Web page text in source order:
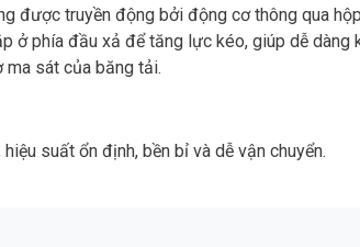
được truyền động bởi động cơ thông qua
ở phía đầu xả để tăng lực kéo, giúp dễ
ma sát của băng tải.
suất ổn định, bền bỉ và dễ vận chuyển.